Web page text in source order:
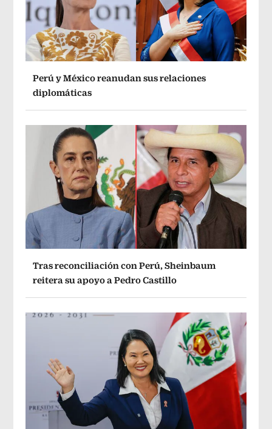
Perú y México reanudan sus relaciones
diplomáticas
Tras reconciliación con Perú, Sheinbaum
reitera su apoyo a Pedro Castillo